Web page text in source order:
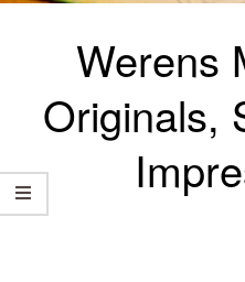
NavigationWerens
Originals,